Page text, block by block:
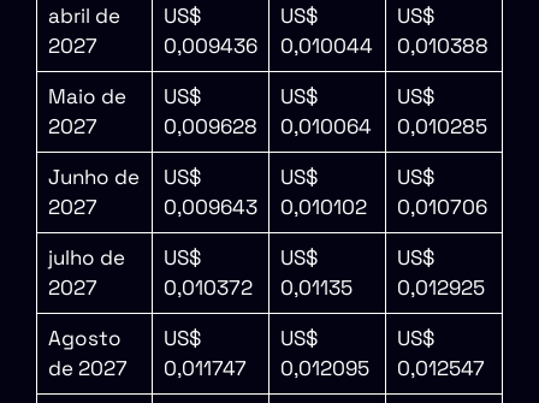
abril de
2027
US$
0,009436
US$
0,010044
US$
0,010388
Maio de
2027
US$
0,009628
US$
0,010064
US$
0,010285
Junho de
2027
US$
0,009643
US$
0,010102
US$
0,010706
julho de
2027
US$
0,010372
US$
0,01135
US$
0,012925
Agosto
de 2027
US$
0,011747
US$
0,012095
US$
0,012547